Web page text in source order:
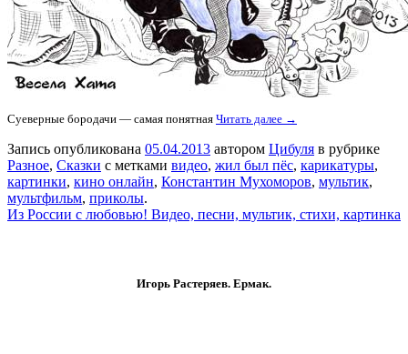
Суеверные бородачи — самая понятная Читать далее →
Запись опубликована 05.04.2013 автором Цибуля в рубрике
Разное, Сказки с метками видео, жил был пёс, карикатуры,
картинки, кино онлайн, Константин Мухоморов, мультик,
мультфильм, приколы.
Из России с любовью! Видео, песни, мультик, стихи, картинка
Игорь Растеряев. Ермак.